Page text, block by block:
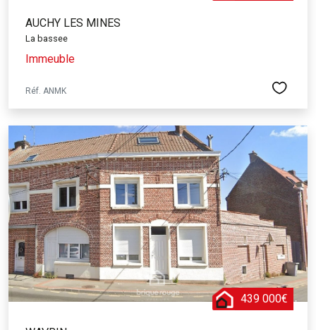
AUCHY LES MINES
La bassee
Immeuble
Réf. ANMK
439 000€